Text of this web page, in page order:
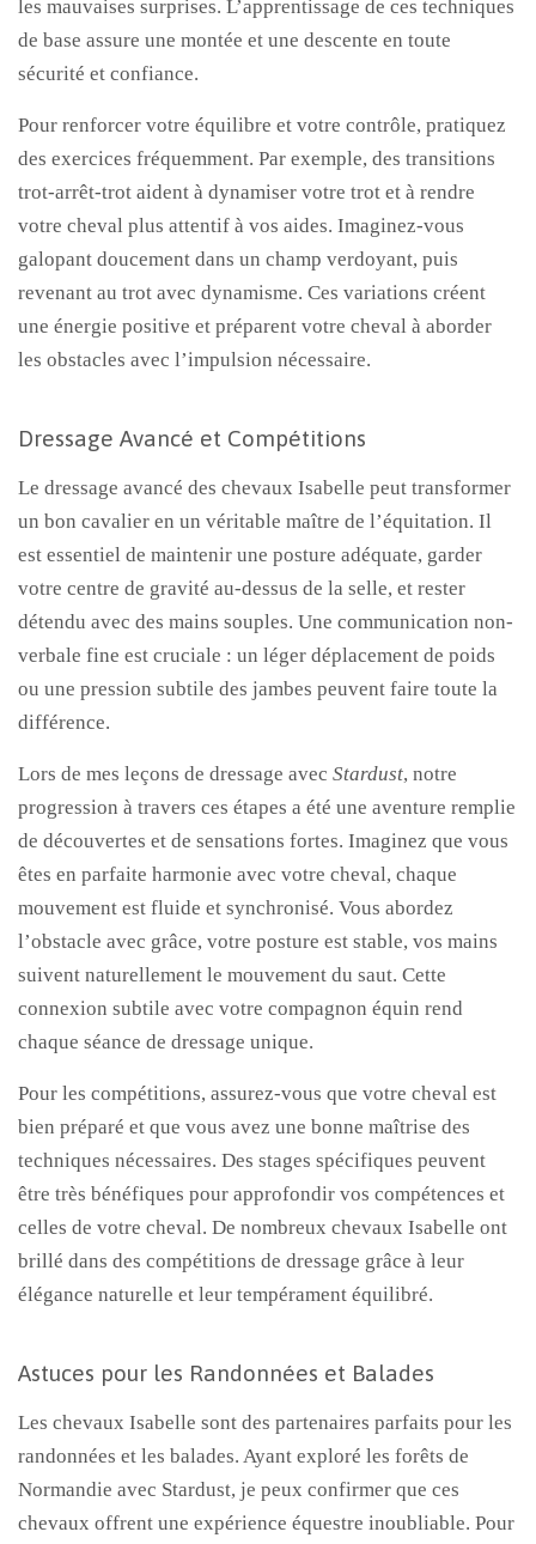
les mauvaises surprises. L’apprentissage de ces techniques
de base assure une montée et une descente en toute
sécurité et confiance.
Pour renforcer votre équilibre et votre contrôle, pratiquez
des exercices fréquemment. Par exemple, des transitions
trot-arrêt-trot aident à dynamiser votre trot et à rendre
votre cheval plus attentif à vos aides. Imaginez-vous
galopant doucement dans un champ verdoyant, puis
revenant au trot avec dynamisme. Ces variations créent
une énergie positive et préparent votre cheval à aborder
les obstacles avec l’impulsion nécessaire.
Dressage Avancé et Compétitions
Le dressage avancé des chevaux Isabelle peut transformer
un bon cavalier en un véritable maître de l’équitation. Il
est essentiel de maintenir une posture adéquate, garder
votre centre de gravité au-dessus de la selle, et rester
détendu avec des mains souples. Une communication non-
verbale fine est cruciale : un léger déplacement de poids
ou une pression subtile des jambes peuvent faire toute la
différence.
Lors de mes leçons de dressage avec Stardust, notre
progression à travers ces étapes a été une aventure remplie
de découvertes et de sensations fortes. Imaginez que vous
êtes en parfaite harmonie avec votre cheval, chaque
mouvement est fluide et synchronisé. Vous abordez
l’obstacle avec grâce, votre posture est stable, vos mains
suivent naturellement le mouvement du saut. Cette
connexion subtile avec votre compagnon équin rend
chaque séance de dressage unique.
Pour les compétitions, assurez-vous que votre cheval est
bien préparé et que vous avez une bonne maîtrise des
techniques nécessaires. Des stages spécifiques peuvent
être très bénéfiques pour approfondir vos compétences et
celles de votre cheval. De nombreux chevaux Isabelle ont
brillé dans des compétitions de dressage grâce à leur
élégance naturelle et leur tempérament équilibré.
Astuces pour les Randonnées et Balades
Les chevaux Isabelle sont des partenaires parfaits pour les
randonnées et les balades. Ayant exploré les forêts de
Normandie avec Stardust, je peux confirmer que ces
chevaux offrent une expérience équestre inoubliable. Pour